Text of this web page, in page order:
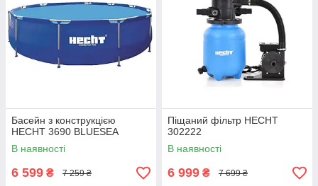
Басейн з конструкцією
HECHT 3690 BLUESEA
В наявності
6 599 ₴ 7 259 ₴
Піщаний фільтр HECHT
302222
В наявності
6 999 ₴ 7 699 ₴